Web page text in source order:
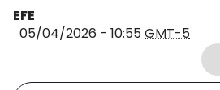
EFE
05/04/2026 - 10:55GMT-5